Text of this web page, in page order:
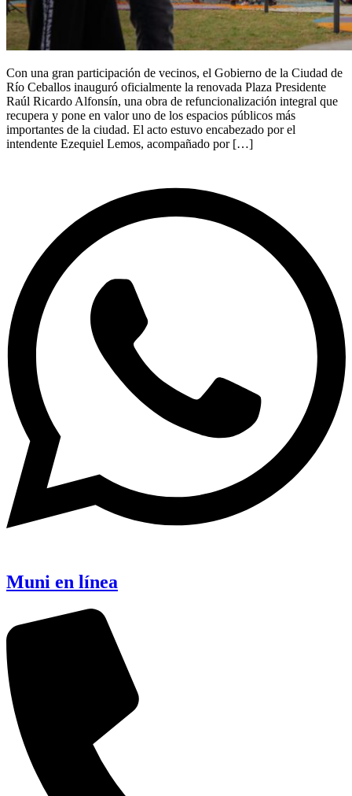
Con una gran participación de vecinos, el Gobierno de la Ciudad de
Río Ceballos inauguró oficialmente la renovada Plaza Presidente
Raúl Ricardo Alfonsín, una obra de refuncionalización integral que
recupera y pone en valor uno de los espacios públicos más
importantes de la ciudad. El acto estuvo encabezado por el
intendente Ezequiel Lemos, acompañado por […]
Muni en línea